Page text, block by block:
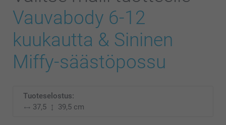
Vauvabody 6-12
kuukautta & Sininen
Miffy-säästöpossu
Tuoteselostus:
37,5
39,5 cm